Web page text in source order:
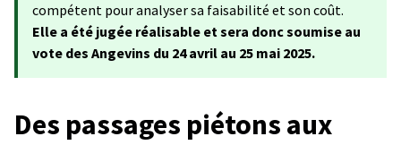
compétent pour analyser sa faisabilité et son coût.
Elle a été jugée réalisable et sera donc soumise au
vote des Angevins du 24 avril au 25 mai 2025.
Des passages piétons aux